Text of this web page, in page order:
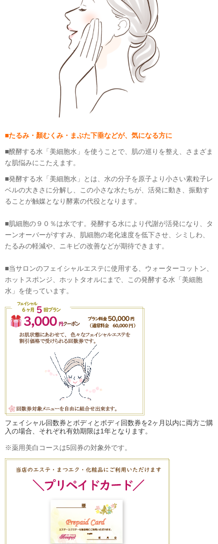
■たるみ・顏むくみ・まぶた下垂などが、気になる方に
■醗酵する水「美細胞水」を使うことで、肌の巡りを整え、さまざま
な肌悩みにこたえます。
■発酵する水「美細胞水」とは、水の分子を原子より小さい素粒子レ
ベルの大きさに分解し、この小さな水たちが、活発に動き、振動す
ることが触媒となり酵素の代役となります。
■肌細胞の９０％は水です。発酵する水により代謝が活発になり、タ
ーンオーバーがすすみ、肌細胞の老化速度を低下させ、シミしわ、
たるみの軽減や、ニキビの改善などが期待できます。
■当サロンのフェイシャルエステに使用する、ウォーターコットン、
ホットスポンジ、ホットタオルにまで、この発酵する水「美細胞
水」を使っています。
フェイシャル回数券とボディとボディ回数券を2ヶ月以内に両方ご購
入の場合、それぞれ有効期限は1年となります。
※薬用美白コースは5回券の対象外です。